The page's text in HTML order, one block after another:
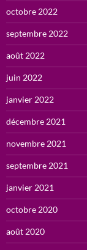
octobre 2022
septembre 2022
août 2022
juin 2022
janvier 2022
décembre 2021
novembre 2021
septembre 2021
janvier 2021
octobre 2020
août 2020